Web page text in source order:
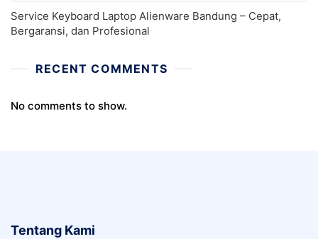
Service Keyboard Laptop Alienware Bandung – Cepat,
Bergaransi, dan Profesional
RECENT COMMENTS
No comments to show.
Tentang Kami